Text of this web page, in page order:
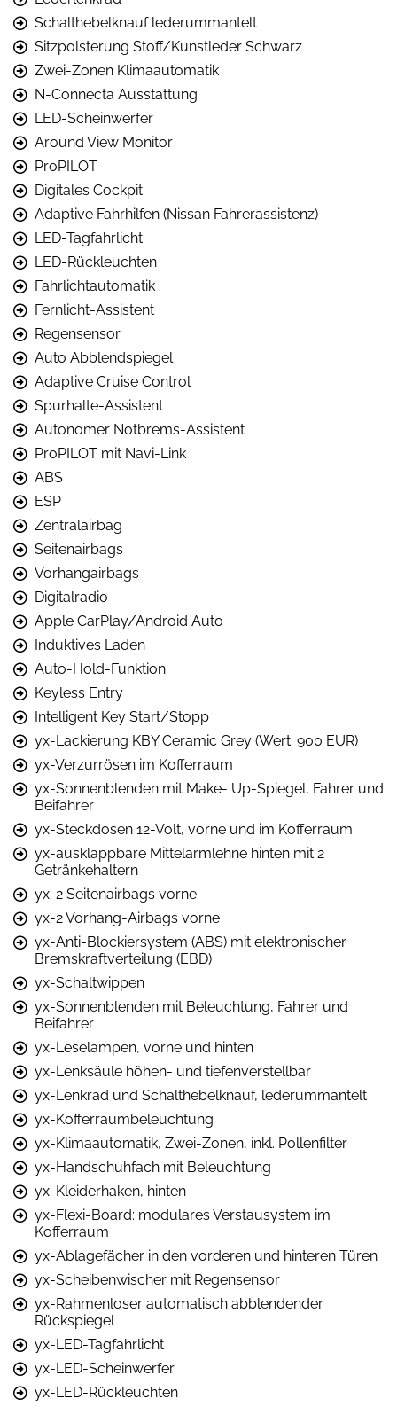
Schalthebelknauf lederummantelt
Sitzpolsterung Stoff/Kunstleder Schwarz
Zwei-Zonen Klimaautomatik
N-Connecta Ausstattung
LED-Scheinwerfer
Around View Monitor
ProPILOT
Digitales Cockpit
Adaptive Fahrhilfen (Nissan Fahrerassistenz)
LED-Tagfahrlicht
LED-Rückleuchten
Fahrlichtautomatik
Fernlicht-Assistent
Regensensor
Auto Abblendspiegel
Adaptive Cruise Control
Spurhalte-Assistent
Autonomer Notbrems-Assistent
ProPILOT mit Navi-Link
ABS
ESP
Zentralairbag
Seitenairbags
Vorhangairbags
Digitalradio
Apple CarPlay/Android Auto
Induktives Laden
Auto-Hold-Funktion
Keyless Entry
Intelligent Key Start/Stopp
yx-Lackierung KBY Ceramic Grey (Wert: 900 EUR)
yx-Verzurrösen im Kofferraum
yx-Sonnenblenden mit Make- Up-Spiegel, Fahrer und
Beifahrer
yx-Steckdosen 12-Volt, vorne und im Kofferraum
yx-ausklappbare Mittelarmlehne hinten mit 2
Getränkehaltern
yx-2 Seitenairbags vorne
yx-2 Vorhang-Airbags vorne
yx-Anti-Blockiersystem (ABS) mit elektronischer
Bremskraftverteilung (EBD)
yx-Schaltwippen
yx-Sonnenblenden mit Beleuchtung, Fahrer und
Beifahrer
yx-Leselampen, vorne und hinten
yx-Lenksäule höhen- und tiefenverstellbar
yx-Lenkrad und Schalthebelknauf, lederummantelt
yx-Kofferraumbeleuchtung
yx-Klimaautomatik, Zwei-Zonen, inkl. Pollenfilter
yx-Handschuhfach mit Beleuchtung
yx-Kleiderhaken, hinten
yx-Flexi-Board: modulares Verstausystem im
Kofferraum
yx-Ablagefächer in den vorderen und hinteren Türen
yx-Scheibenwischer mit Regensensor
yx-Rahmenloser automatisch abblendender
Rückspiegel
yx-LED-Tagfahrlicht
yx-LED-Scheinwerfer
yx-LED-Rückleuchten